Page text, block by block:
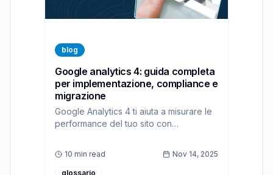
blog
Google analytics 4: guida completa
per implementazione, compliance e
migrazione
Google Analytics 4 ti aiuta a misurare le
performance del tuo sito con
con ad:personam per ottimizzare le
campagne programmatiche.
10 min read Nov 14, 2025
glossario